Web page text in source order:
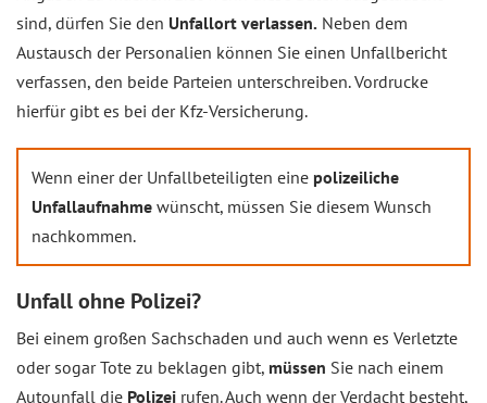
sind, dürfen Sie den Unfallort verlassen. Neben dem
Austausch der Personalien können Sie einen Unfallbericht
verfassen, den beide Parteien unterschreiben. Vordrucke
hierfür gibt es bei der Kfz-Versicherung.
Wenn einer der Unfallbeteiligten eine polizeiliche
Unfallaufnahme wünscht, müssen Sie diesem Wunsch
nachkommen.
Unfall ohne Polizei?
Bei einem großen Sachschaden und auch wenn es Verletzte
oder sogar Tote zu beklagen gibt, müssen Sie nach einem
Autounfall die Polizei rufen. Auch wenn der Verdacht besteht,